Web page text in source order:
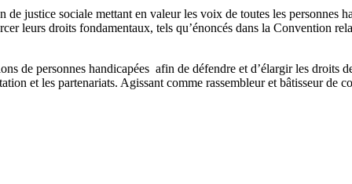
justice sociale mettant en valeur les voix de toutes les personnes
leurs droits fondamentaux, tels qu’énoncés dans la Convention
de personnes handicapées afin de défendre et d’élargir les droits
et les partenariats. Agissant comme rassembleur et bâtisseur de